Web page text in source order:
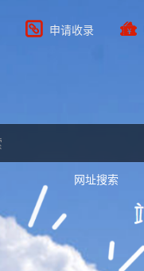
申请收录
网址搜索